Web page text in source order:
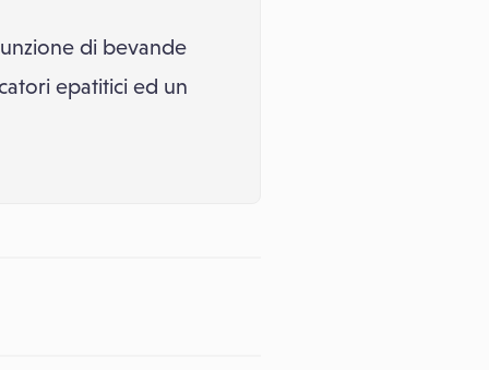
di bevande
epatitici ed un